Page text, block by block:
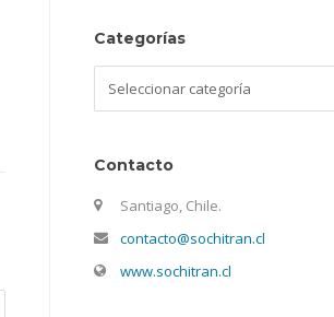
Categorías
Contacto
Santiago, Chile.
contacto@sochitran.cl
www.sochitran.cl